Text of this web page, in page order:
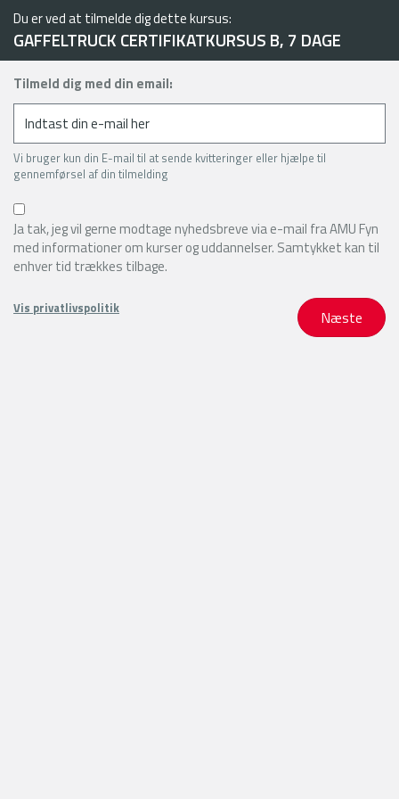
Du er ved at tilmelde dig dette kursus:
GAFFELTRUCK CERTIFIKATKURSUS B, 7 DAGE
Tilmeld dig med din email:
Vi bruger kun din E-mail til at sende kvitteringer eller hjælpe til
gennemførsel af din tilmelding
Ja tak, jeg vil gerne modtage nyhedsbreve via e-mail fra AMU Fyn
med informationer om kurser og uddannelser. Samtykket kan til
enhver tid trækkes tilbage.
Vis privatlivspolitik